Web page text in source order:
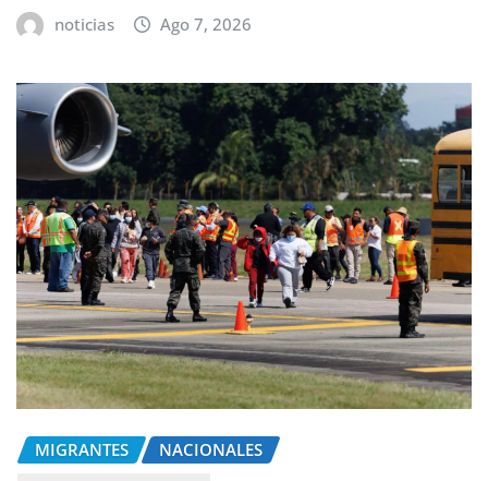
noticias Ago 7, 2026
MIGRANTES NACIONALES